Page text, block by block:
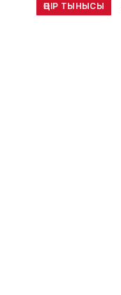
ӨҢІР ТЫНЫСЫ